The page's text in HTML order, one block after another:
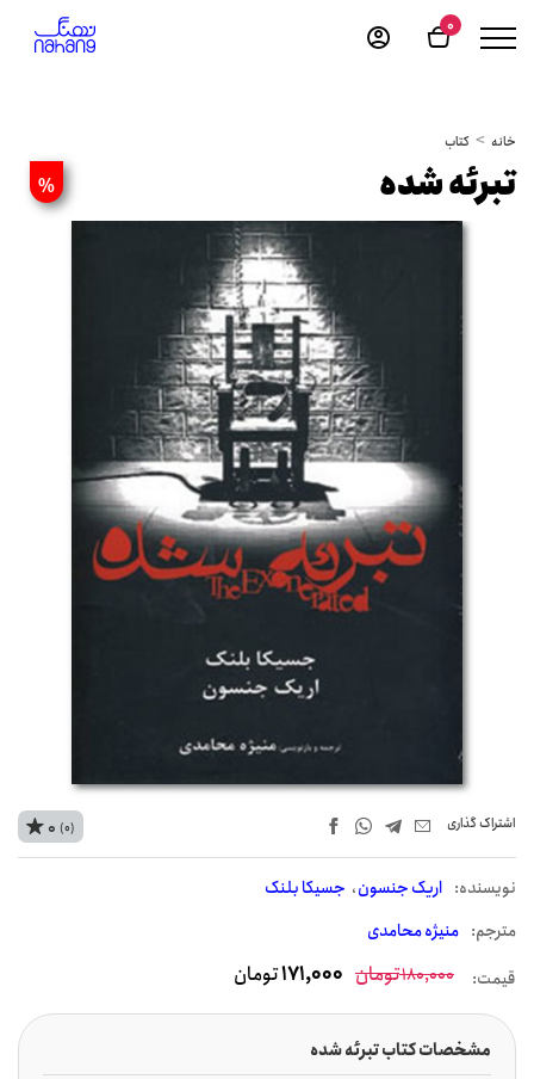
0
خانه کتاب
% تبرئه شده
اشتراک‌ گذاری
نويسنده: اریک جنسون جسیکا بلنک
مترجم: منیژه محامدی
0 (0)
قیمت: 180,000تومان 171,000تومان
مشخصات کتاب تبرئه شده